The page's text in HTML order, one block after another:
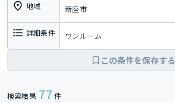
地域 新座市
詳細条件 ワンルーム
この条件を保存する
検索結果 77 件